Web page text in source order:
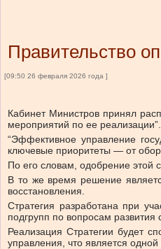
Правительство
[09:50 26 февраля 2026 года ]
Кабинет Министров принял
мероприятий по ее реализации”.
“Эффективное управление
ключевые приоритеты — от
По его словам, одобрение этой
В то же время решение
восстановления.
Стратегия разработана при
подгрупп по вопросам
Реализация Стратегии будет
управления, что является